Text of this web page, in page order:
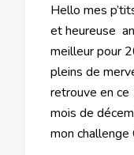
Hello mes
et heureuse
meilleur pour
pleins de
retrouve en ce
mois de
mon